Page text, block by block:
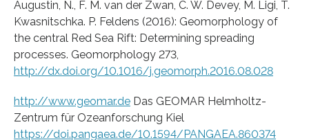
Augustin, N., F. M. van der Zwan, C. W. Devey, M. Ligi, T.
Kwasnitschka. P. Feldens (2016): Geomorphology of
the central Red Sea Rift: Determining spreading
processes. Geomorphology 273,
http://dx.doi.org/10.1016/j.geomorph.2016.08.028
http://www.geomar.de Das GEOMAR Helmholtz-
Zentrum für Ozeanforschung Kiel
https://doi.pangaea.de/10.1594/PANGAEA.860374